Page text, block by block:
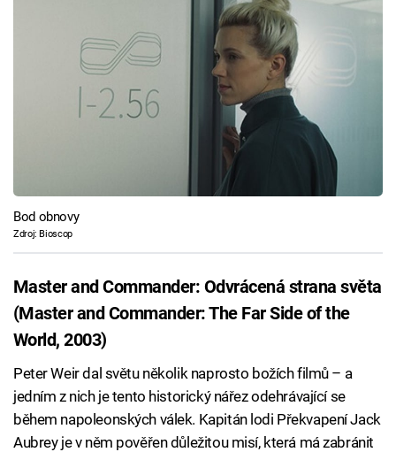
Bod obnovy
Zdroj: Bioscop
Master and Commander: Odvrácená strana světa
(Master and Commander: The Far Side of the
World, 2003)
Peter Weir dal světu několik naprosto božích filmů – a
jedním z nich je tento historický nářez odehrávající se
během napoleonských válek. Kapitán lodi Překvapení Jack
Aubrey je v něm pověřen důležitou misí, která má zabránit